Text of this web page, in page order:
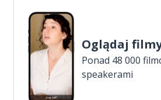
Oglądaj
Ponad 48 000
speakerami